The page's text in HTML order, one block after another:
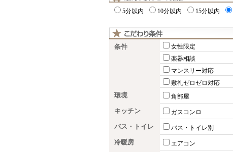
5分以内 10分以内 15分以内
条件 女性限定
楽器相談
マンスリー対応
敷礼ゼロゼロ対応
環境 角部屋
キッチン ガスコンロ
バス・トイレ バス・トイレ別
冷暖房 エアコン